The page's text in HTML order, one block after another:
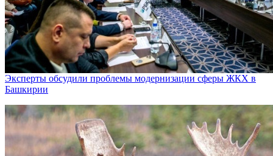
Эксперты обсудили проблемы модернизации сферы ЖКХ в
Башкирии